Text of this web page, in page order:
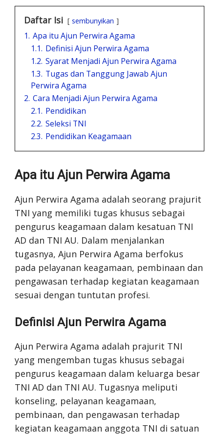
Daftar Isi sembunyikan
1. Apa itu Ajun Perwira Agama
1.1. Definisi Ajun Perwira Agama
1.2. Syarat Menjadi Ajun Perwira Agama
1.3. Tugas dan Tanggung Jawab Ajun
Perwira Agama
2. Cara Menjadi Ajun Perwira Agama
2.1. Pendidikan
2.2. Seleksi TNI
2.3. Pendidikan Keagamaan
Apa itu Ajun Perwira Agama
Ajun Perwira Agama adalah seorang prajurit
TNI yang memiliki tugas khusus sebagai
pengurus keagamaan dalam kesatuan TNI
AD dan TNI AU. Dalam menjalankan
tugasnya, Ajun Perwira Agama berfokus
pada pelayanan keagamaan, pembinaan dan
pengawasan terhadap kegiatan keagamaan
sesuai dengan tuntutan profesi.
Definisi Ajun Perwira Agama
Ajun Perwira Agama adalah prajurit TNI
yang mengemban tugas khusus sebagai
pengurus keagamaan dalam keluarga besar
TNI AD dan TNI AU. Tugasnya meliputi
konseling, pelayanan keagamaan,
pembinaan, dan pengawasan terhadap
kegiatan keagamaan anggota TNI di satuan